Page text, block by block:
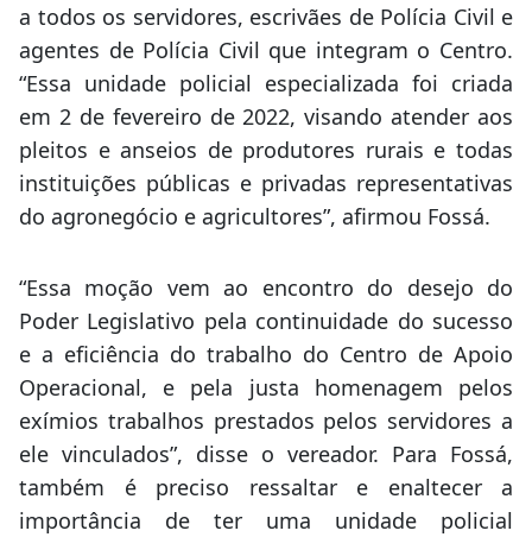
a todos os servidores, escrivães de Polícia Civil e
agentes de Polícia Civil que integram o Centro.
“Essa unidade policial especializada foi criada
em 2 de fevereiro de 2022, visando atender aos
pleitos e anseios de produtores rurais e todas
instituições públicas e privadas representativas
do agronegócio e agricultores”, afirmou Fossá.
“Essa moção vem ao encontro do desejo do
Poder Legislativo pela continuidade do sucesso
e a eficiência do trabalho do Centro de Apoio
Operacional, e pela justa homenagem pelos
exímios trabalhos prestados pelos servidores a
ele vinculados”, disse o vereador. Para Fossá,
também é preciso ressaltar e enaltecer a
importância de ter uma unidade policial